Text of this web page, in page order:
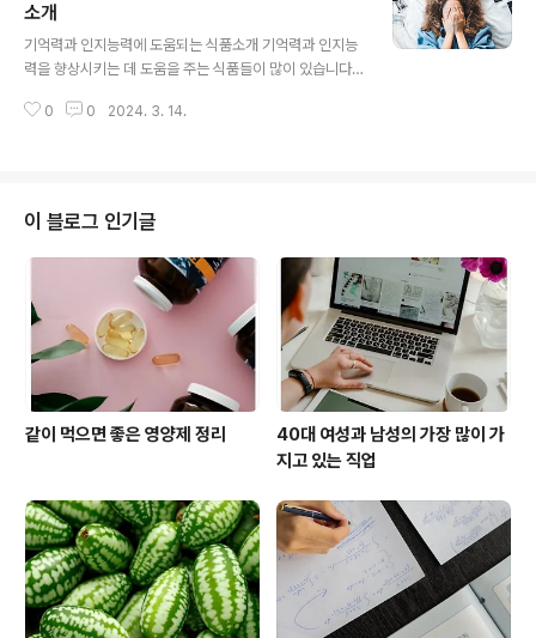
이상의 유산소 운동을 권장합니다. 건강한 식습관: 식이를
통해 영양소를 충분히 섭취하고 과다한 카페인 및 알코올
섭취는 자제해야 합니다. 충분한 휴식: 충분한 휴식을 취하
스 관리: 스트레스를 관리하는 기술을 배우고 실천합니다.
소개
기억력과 인지능력에 도움되는 식품소개 기억력과 인지능
력을 향상시키는 데 도움을 주는 식품들이 많이 있습니다.
카페인과 L-테아닌이 풍부하게 함유되어 있습니다. 이 두
강을 촉진하고 기억력을 향상시키는 데 도움이 됩니다. 견
과류: 견과류는 특히 호두, 아몬드, 호박씨 등이 인지 기능
향상에 도움이 되는 미네랄과 지방산을 함유하고 있습니
다. 블루베리: 블루베리에는 항산화물질인 안토시아닌이
풍부하게 함유되어 있습니다. 이것은 노인증이나 기억력
감퇴를 예방하고 인지 기능을 개선하는 데..
0 0 2024. 3. 14.
이 블로그 인기글
같이 먹으면 좋은 영양제 정리
40대 여성과 남성의 가장 많이 가
지고 있는 직업